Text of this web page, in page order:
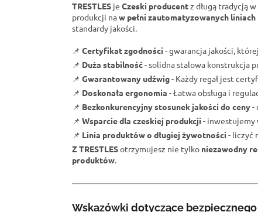
TRESTLES je Czeski producentz długą tradycją
produkcji naw pełni zautomatyzowanych liniach
standardy jakości.
📌 Certyfikat zgodności - gwarancja jakości,
📌 Duża stabilność- solidna stalowa konstrukcja
📌 Gwarantowany udźwig- Każdy regał jest
📌 Doskonała ergonomia - Łatwa obsługa i
📌 Bezkonkurencyjny stosunek jakości do ceny-
📌 Wsparcie dla czeskiej produkcji - inwestujemy
📌 Linia produktów o długiej żywotności - liczyć
Z TRESTLESotrzymujesz nie tylko niezawodny
produktów.
Wskazówki dotyczące